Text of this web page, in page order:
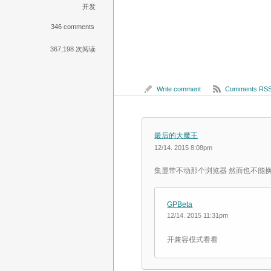
开发
346 comments
367,198 次阅读
Write comment Comments
最后的大魔王
12/14. 2015 8:08pm
集显带不动那个浏览器 然而也不能
GPBeta
12/14. 2015 11:31pm
开兼容模式看看